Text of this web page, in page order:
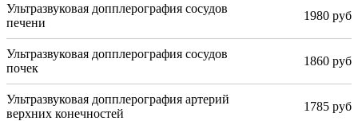
Ультразвуковая допплерография сосудов
печени
1980 руб
Ультразвуковая допплерография сосудов
почек
1860 руб
Ультразвуковая допплерография артерий
верхних конечностей
1785 руб